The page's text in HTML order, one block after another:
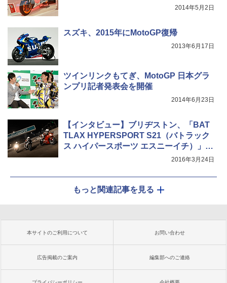
2014年5月2日
スズキ、2015年にMotoGP復帰
2013年6月17日
ツインリンクもてぎ、MotoGP 日本グラ
ンプリ記者発表会を開催
2014年6月23日
【インタビュー】ブリヂストン、「BAT
TLAX HYPERSPORT S21（バトラック
ス ハイパースポーツ エスニーイチ）」開
2016年3月24日
もっと関連記事を見る
本サイトのご利用について お問い合わせ
広告掲載のご案内 編集部へのご連絡